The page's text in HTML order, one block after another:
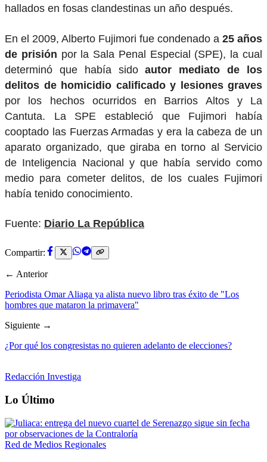
hallados en fosas clandestinas un año después.
En el 2009, Alberto Fujimori fue condenado a 25 años
de prisión por la Sala Penal Especial (SPE), la cual
determinó que había sidoautor mediato de los
delitos de homicidio calificado y lesiones graves
por los hechos ocurridos en Barrios Altos y La
Cantuta. La SPE estableció que Fujimori había
cooptado las Fuerzas Armadas y era la cabeza de un
aparato organizado, que giraba en torno al Servicio
de Inteligencia Nacional y que había servido como
medio para cometer delitos, de los cuales Fujimori
había tenido conocimiento.
Fuente: Diario La República
Compartir:
← Anterior
Periodista Omar Aliaga ya alista nuevo libro tras éxito de "Los
hombres que mataron la primavera"
Siguiente →
¿Por qué los congresistas no quieren adelanto de elecciones?
Redacción Investiga
Lo Último
Red de Medios Regionales